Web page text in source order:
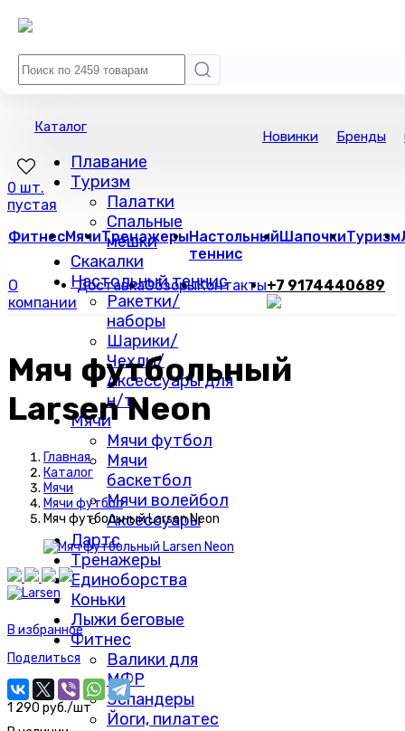
Каталог
Плавание
Туризм
Палатки
Спальные
мешки
Скакалки
Настольный теннис
Ракетки/
наборы
Шарики/
Чехлы/
Аксессуары для
н/т
Мячи
Мячи футбол
Мячи
баскетбол
Мячи волейбол
Аксессуары
Дартс
Тренажеры
Единоборства
Коньки
Лыжи беговые
Фитнес
Валики для
МФР
Эспандеры
Йоги, пилатес
Новинки Бренды
0 шт.
пустая
ФитнесМячиТренажерыНастольный
теннис
ШапочкиТуризм
О
компании
ДоставкаОбзорыКонтакты+7 9174440689
Мяч футбольный
Larsen Neon
Главная
Каталог
Мячи
Мячи футбол
Мяч футбольный Larsen Neon
В избранное
Поделиться
1 290 руб./шт